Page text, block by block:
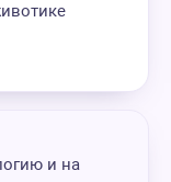
и на